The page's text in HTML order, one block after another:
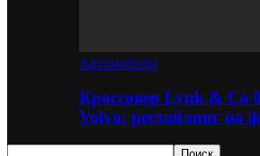
Автомобили
Кроссовер Lynk & Co
Volvo: рестайлинг на